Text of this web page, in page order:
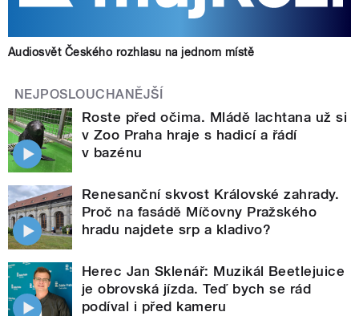
Audiosvět Českého rozhlasu na jednom místě
NEJPOSLOUCHANĚJŠÍ
Roste před očima. Mládě lachtana už si
v Zoo Praha hraje s hadicí a řádí
v bazénu
Renesanční skvost Královské zahrady.
Proč na fasádě Míčovny Pražského
hradu najdete srp a kladivo?
Herec Jan Sklenář: Muzikál Beetlejuice
je obrovská jízda. Teď bych se rád
podíval i před kameru